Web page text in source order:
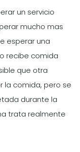
un servicio
mucho mas
esperar una
recibe comida
que otra
la comida, pero se
durante la
trata realmente